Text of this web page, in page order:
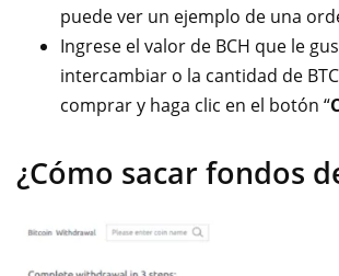
puede ver un ejemplo de una
Ingrese el valor de BCH que le
intercambiar o la cantidad de
comprar y haga clic en el botón “
¿Cómo sacar fondos